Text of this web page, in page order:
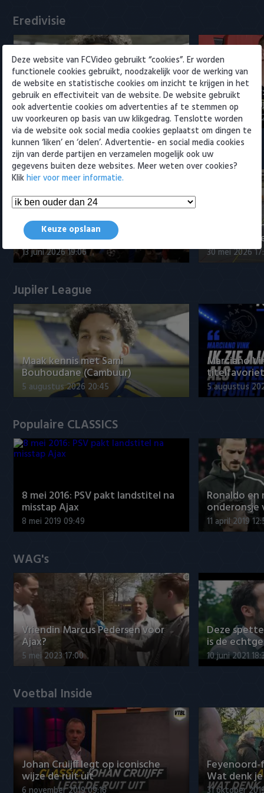
Eredivisie
Maak kennis met Sami
Bouhoudane (Cambuur)
5 augustus 2026 20:45
Joris
Ahead te
5 augustus
Samenvattingen Eredivisie
Amsterdam 3-0 (Roermond
kampioen)
13 juni 2026 19:06
Futsal
30 mei 2026
Jupiler League
Maak kennis met Sami
Bouhoudane (Cambuur)
5 augustus 2026 20:45
Marciano
5 augustus
Populaire CLASSICS
8 mei 2016: PSV pakt landstitel na
misstap Ajax
8 mei 2019 09:49
Ronaldo
onderonsje
11 april 2019
WAG's
Vriendin Marcus Pedersen voor
Ajax?
5 mei 2023 17:00
Deze
is de
10 juni 2021
Voetbal Inside
Johan Cruijff legt op iconische
wijze de ruit uit
Feyenoord-
Wat denk
Deze website van FCVideo gebruikt “cookies”. Er worden
functionele cookies gebruikt, noodzakelijk voor de werking van
de website en statistische cookies om inzicht te krijgen in het
gebruik en effectiviteit van de website. De website gebruikt
ook advertentie cookies om advertenties af te stemmen op
uw voorkeuren op basis van uw klikgedrag. Tenslotte worden
via de website ook social media cookies geplaatst om dingen te
kunnen ‘liken’ en ‘delen’. Advertentie- en social media cookies
zijn van derde partijen en verzamelen mogelijk ook uw
gegevens buiten deze websites. Meer weten over cookies?
Klikhier voor meer informatie.
Keuze opslaan